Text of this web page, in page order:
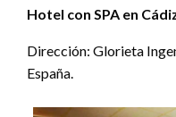
Hotel con SPA en
Dirección: Glorieta
España.